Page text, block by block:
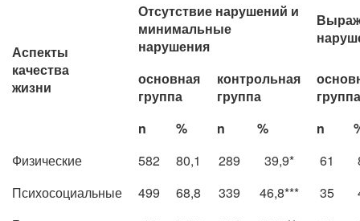
Аспекты
качества
жизни
Отсутствие нарушений и
минимальные
нарушения
основная
группа
контрольная
группа
группа
n
% n % n
Физические
582 80,1 289 39,9* 61
Психосоциальные
499 68,8 339 46,8*** 35